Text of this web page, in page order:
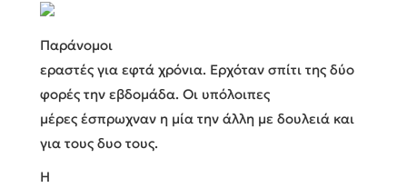
Παράνομοι
εραστές για εφτά χρόνια. Ερχόταν σπίτι της δύο
φορές την εβδομάδα. Οι υπόλοιπες
μέρες έσπρωχναν η μία την άλλη με δουλειά και
για τους δυο τους.
Η